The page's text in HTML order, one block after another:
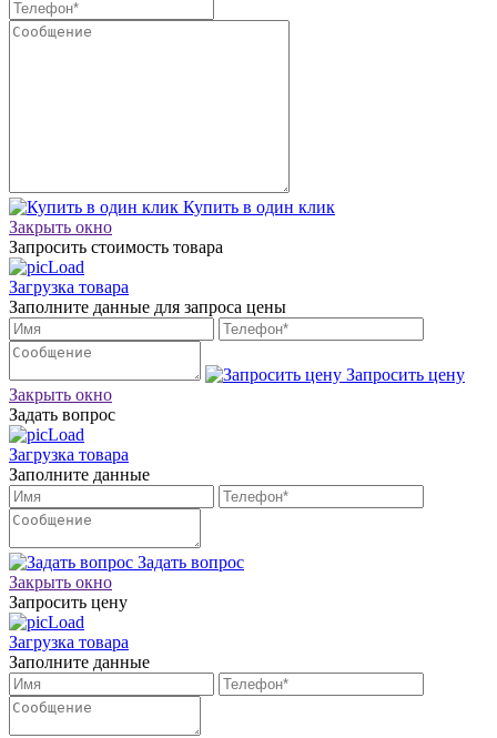
Купить в один клик
Закрыть окно
Запросить стоимость товара
Загрузка товара
Заполните данные для запроса цены
Запросить цену
Закрыть окно
Задать вопрос
Загрузка товара
Заполните данные
Задать вопрос
Закрыть окно
Запросить цену
Загрузка товара
Заполните данные